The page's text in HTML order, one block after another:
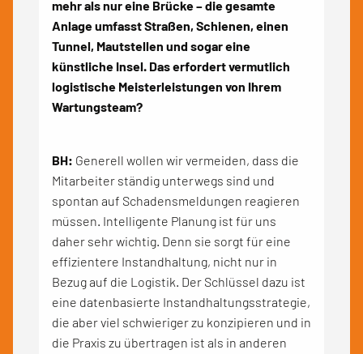
mehr als nur eine Brücke – die gesamte
Anlage umfasst Straßen, Schienen, einen
Tunnel, Mautstellen und sogar eine
künstliche Insel. Das erfordert vermutlich
logistische Meisterleistungen von Ihrem
Wartungsteam?
BH: Generell wollen wir vermeiden, dass die
Mitarbeiter ständig unterwegs sind und
spontan auf Schadensmeldungen reagieren
müssen. Intelligente Planung ist für uns
daher sehr wichtig. Denn sie sorgt für eine
effizientere Instandhaltung, nicht nur in
Bezug auf die Logistik. Der Schlüssel dazu ist
eine datenbasierte Instandhaltungsstrategie,
die aber viel schwieriger zu konzipieren und in
die Praxis zu übertragen ist als in anderen